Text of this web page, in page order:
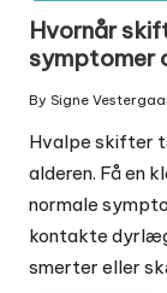
Hvornår
symptomer
Posted
by
By Signe
Hvalpe skifter
alderen. Få en
normale
kontakte
smerter eller